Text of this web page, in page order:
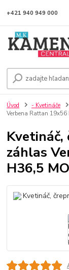
+421 940 949 000
Úvod - Kvetináče
Verbena Rattan 19x56
záhlas
H36,5